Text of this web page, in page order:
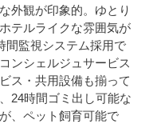
外観が印象的。ゆとり
テルライクな雰囲気が
間監視システム採用で
ンシェルジュサービス
ス・共用設備も揃って
24時間ゴミ出し可能な
、ペット飼育可能で